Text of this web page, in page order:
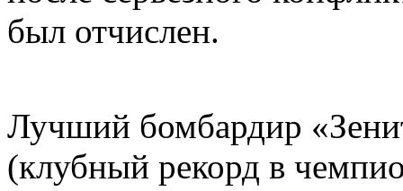
был отчислен.
Лучший бомбардир
(клубный рекорд в